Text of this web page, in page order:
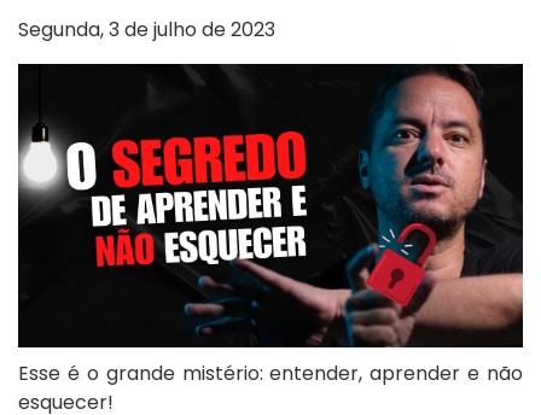
Segunda, 3 de julho de 2023
Esse é o grande mistério: entender, aprender e não
esquecer!